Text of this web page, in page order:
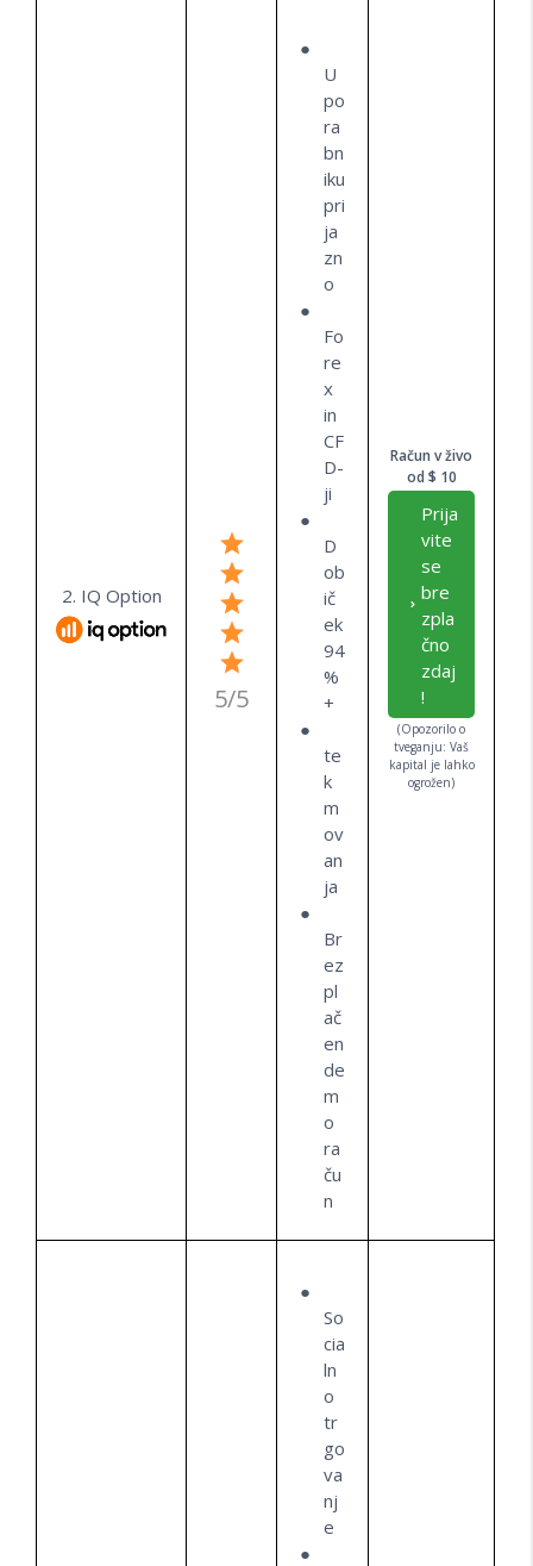
2. IQ Option
5/5
U
po
ra
bn
iku
pri
ja
zn
o
Fo
re
x
in
CF
D-
ji
D
ob
ič
ek
94
%
+
te
k
m
ov
an
ja
Br
ez
pl
ač
en
de
m
o
ra
ču
n
Račun v živo
od $ 10
Prija
vite
se
bre
zpla
čno
zdaj
!
(Opozorilo o
tveganju: Vaš
kapital je lahko
ogrožen)
So
cia
ln
o
tr
go
va
nj
e